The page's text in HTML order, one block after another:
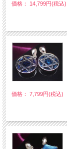
価格： 14,799円(税込)
価格： 7,799円(税込)